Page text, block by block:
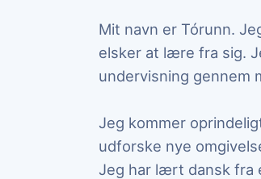
Mit navn er Tórunn.
elsker at lære fra sig.
undervisning gennem
Jeg kommer
udforske nye
Jeg har lært dansk fra